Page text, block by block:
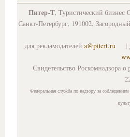
Питер-Т, Туристический бизнес
Санкт-Петербург, 191002,
для рекламодателей a@pitert.ru |
Свидетельство
Федеральная служба по надзору за